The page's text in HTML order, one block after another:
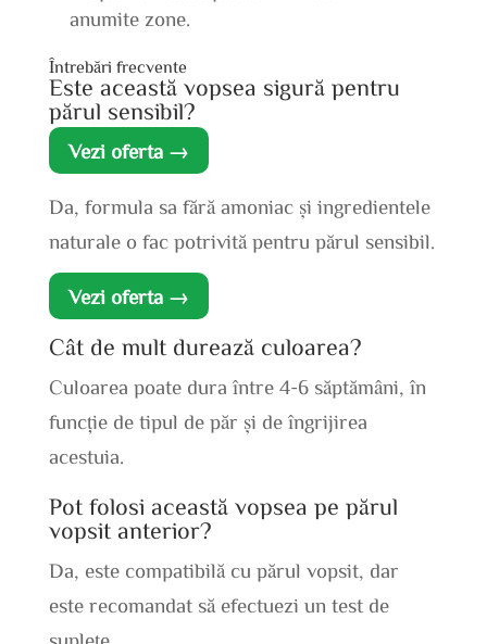
anumite zone.
Întrebări frecvente
Este această vopsea sigură pentru
părul sensibil?
Vezi oferta →
Da, formula sa fără amoniac și ingredientele
naturale o fac potrivită pentru părul sensibil.
Vezi oferta →
Cât de mult durează culoarea?
Culoarea poate dura între 4-6 săptămâni, în
funcție de tipul de păr și de îngrijirea
acestuia.
Pot folosi această vopsea pe părul
vopsit anterior?
Da, este compatibilă cu părul vopsit, dar
este recomandat să efectuezi un test de
suplețe.